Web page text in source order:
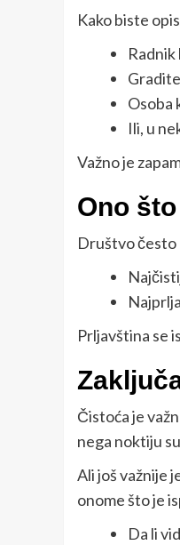
Kako biste
Radnik
Osoba
Ili, u
Važno je
Ono
Društvo često
Prljavština se
Čistoća je
nega noktiju
Ali još važnije
onome što je
Da li